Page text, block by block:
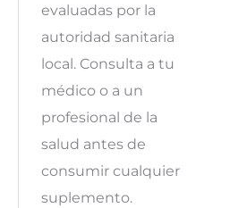
evaluadas por la
autoridad sanitaria
local. Consulta a tu
médico o a un
profesional de la
salud antes de
consumir cualquier
suplemento.